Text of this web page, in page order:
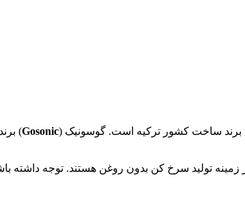
برند ساخت کشور ترکیه است. گوسونیک (Gosonic
)
تولید سرخ کن بدون روغن هستند. توجه داشته